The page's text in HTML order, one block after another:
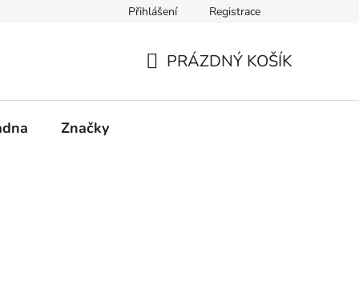
Přihlášení Registrace
PRÁZDNÝ KOŠÍK
Značky